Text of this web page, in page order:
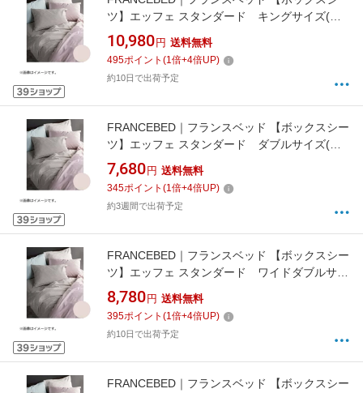
ツ】エッフェ スタンダード キングサイズ(綿
100%/195×195×35cm/ピンク) フランスベッド
10,980 円 送料無料
495ポイント (1倍+4倍UP)
約10日で出荷予定
FRANCEBED｜フランスベッド 【ボックスシー
ツ】エッフェ スタンダード ダブルサイズ(綿
100%/140×195×35cm/ピンク) フランスベッド
7,680 円 送料無料
345ポイント (1倍+4倍UP)
約3週間で出荷予定
FRANCEBED｜フランスベッド 【ボックスシー
ツ】エッフェ スタンダード ワイドダブルサイ
ズ(綿100%/154×195×35cm/ピンク) フランスベ
ッド
8,780 円 送料無料
395ポイント (1倍+4倍UP)
約10日で出荷予定
FRANCEBED｜フランスベッド 【ボックスシー